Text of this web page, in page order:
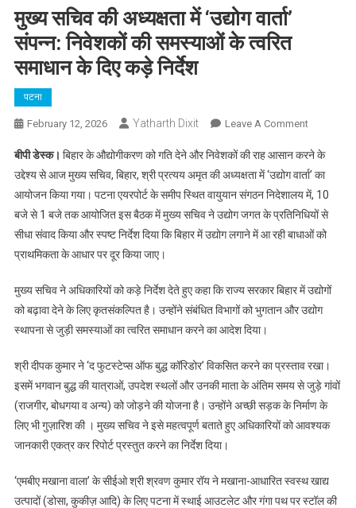
मुख्य सचिव की अध्यक्षता में ‘उद्योग वार्ता’
संपन्न: निवेशकों की समस्याओं के त्वरित
समाधान के दिए कड़े निर्देश
पटना
February 12, 2026 Yatharth Dixit Leave A CommentOn
सचिव
की
अध्यक्षता
में
‘उद्योग
निवेशकों
की
त्वरित
समाधान
के
कड़े
बीपी डेस्क। बिहार के औद्योगीकरण को गति देने और निवेशकों की राह आसान करने के
उद्देश्य से आज मुख्य सचिव, बिहार, श्री प्रत्यय अमृत की अध्यक्षता में ‘उद्योग वार्ता’ का
आयोजन किया गया। पटना एयरपोर्ट के समीप स्थित वायुयान संगठन निदेशालय में, 10
बजे से 1 बजे तक आयोजित इस बैठक में मुख्य सचिव ने उद्योग जगत के प्रतिनिधियों से
सीधा संवाद किया और स्पष्ट निर्देश दिया कि बिहार में उद्योग लगाने में आ रही बाधाओं को
प्राथमिकता के आधार पर दूर किया जाए।
मुख्य सचिव ने अधिकारियों को कड़े निर्देश देते हुए कहा कि राज्य सरकार बिहार में उद्योगों
को बढ़ावा देने के लिए कृतसंकल्पित है। उन्होंने संबंधित विभागों को भुगतान और उद्योग
स्थापना से जुड़ी समस्याओं का त्वरित समाधान करने का आदेश दिया।
श्री दीपक कुमार ने ‘द फुटस्टेप्स ऑफ बुद्ध कॉरिडोर’ विकसित करने का प्रस्ताव रखा।
इसमें भगवान बुद्ध की यात्राओं, उपदेश स्थलों और उनकी माता के अंतिम समय से जुड़े गांवों
(राजगीर, बोधगया व अन्य) को जोड़ने की योजना है। उन्होंने अच्छी सड़क के निर्माण के
लिए भी गुज़ारिश की । मुख्य सचिव ने इसे महत्वपूर्ण बताते हुए अधिकारियों को आवश्यक
जानकारी एकत्र कर रिपोर्ट प्रस्तुत करने का निर्देश दिया।
‘एमबीए मखाना वाला’ के सीईओ श्री श्रवण कुमार रॉय ने मखाना-आधारित स्वस्थ खाद्य
उत्पादों (डोसा, कुकीज़ आदि) के लिए पटना में स्थाई आउटलेट और गंगा पथ पर स्टॉल की